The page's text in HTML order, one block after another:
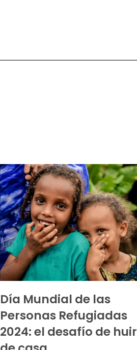
Día Mundial de las
Personas Refugiadas
2024: el desafío de huir